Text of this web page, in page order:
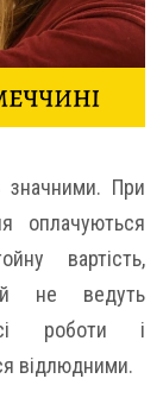
значними. При
оплачуються
вартість,
не ведуть
роботи і
відлюдними.